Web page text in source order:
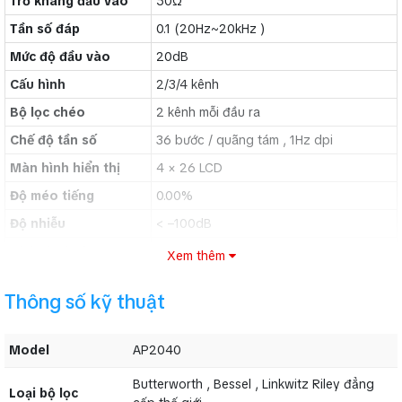
Tần số đáp
0.1 (20Hz~20kHz )
Mức độ đầu vào
20dB
Cấu hình
2/3/4 kênh
Bộ lọc chéo
2 kênh mỗi đầu ra
Chế độ tần số
36 bước / quãng tám , 1Hz dpi
Màn hình hiển thị
4 × 26 LCD
Độ méo tiếng
0.00%
Độ nhiễu
< –100dB
483 x 44 x 229 mm
Trọng lượng 4.6 Kg
Khấu:
Xem thêm
Thông số kỹ thuật
Model AP2040
Loại bộ lọc
Butterworth , Bessel , Linkwitz Riley đẳng